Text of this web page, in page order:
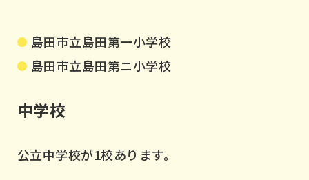
島田市立島田第一小学校
島田市立島田第ニ小学校
中学校
公立中学校が1校あります。